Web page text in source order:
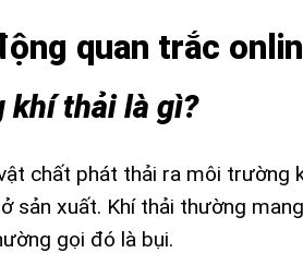
quan trắc
khí thải là gì?
chất phát thải ra môi trường
sản xuất. Khí thải thường
gọi đó là bụi.